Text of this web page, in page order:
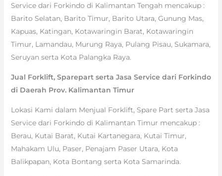
Service dari Forkindo di Kalimantan Tengah mencakup :
Barito Selatan, Barito Timur, Barito Utara, Gunung Mas,
Kapuas, Katingan, Kotawaringin Barat, Kotawaringin
Timur, Lamandau, Murung Raya, Pulang Pisau, Sukamara,
Seruyan serta Kota Palangka Raya.
Jual Forklift, Sparepart serta Jasa Service dari Forkindo
di Daerah Prov. Kalimantan Timur
Lokasi Kami dalam Menjual Forklift, Spare Part serta Jasa
Service dari Forkindo di Kalimantan Timur mencakup :
Berau, Kutai Barat, Kutai Kartanegara, Kutai Timur,
Mahakam Ulu, Paser, Penajam Paser Utara, Kota
Balikpapan, Kota Bontang serta Kota Samarinda.